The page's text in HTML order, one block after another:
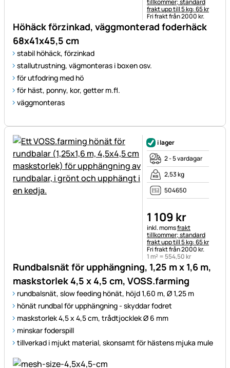
Höhäck förzinkad, väggmonterad foderhäck
68x41x45,5 cm
stabil höhäck, förzinkad
stallutrustning, vägmonteras i boxen osv.
för utfodring med hö
för häst, ponny, kor, getter m.fl.
väggmonteras
tillkommer; standard
frakt upp till 5 kg: 65 kr
Fri frakt från 2000 kr.
Rundbalsnät för upphängning, 1,25 m x 1,6 m,
maskstorlek 4,5 x 4,5 cm, VOSS.farming
rundbalsnät, slow feeding hönät, höjd 1,60 m, Ø 1,25 m
hönät rundbal för upphängning - skyddar fodret
maskstorlek 4,5 x 4,5 cm, trådtjocklek Ø 6 mm
minskar foderspill
tillverkad i mjukt material, skonsamt för hästens mjuka mule
i lager
2 - 5 vardagar
2,53 kg
504650
1 109 kr
Skatteinformation:
inkl. momsfrakt
tillkommer; standard
frakt upp till 5 kg: 65 kr
Fri frakt från 2000 kr.
1 m² = 554,50kr